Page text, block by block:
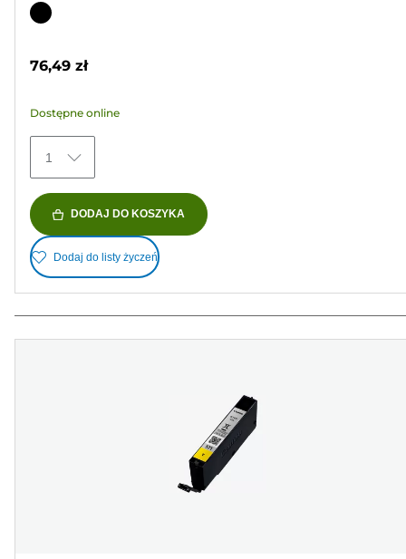
na
113
Wkład
76,49 zł
Dostępne online
1
DODAJ DO KOSZYKA
Dodaj do listy życzeń